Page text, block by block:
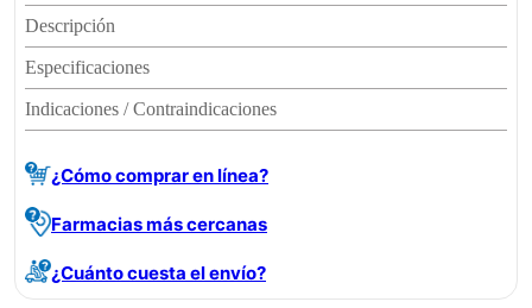
Descripción
Especificaciones
Indicaciones / Contraindicaciones
¿Cómo comprar en línea?
Farmacias más cercanas
¿Cuánto cuesta el envío?